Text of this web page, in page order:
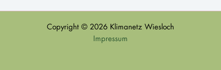
Copyright © 2026 Klimanetz Wiesloch
Impressum